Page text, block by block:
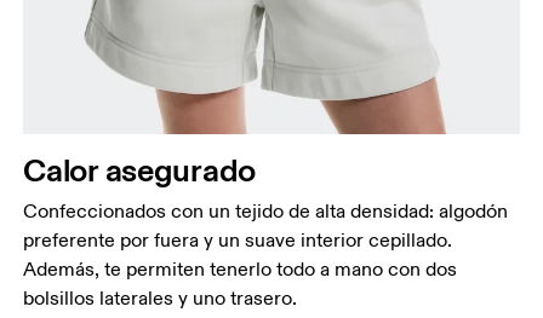
Mide el contorno de la parte más estrecha de la
cintura.
Cadera
Muslo
Con los pies separados a la anchura de los
hombros, mide el contorno de la parte más
voluminosa del muslo.
Entrepierna
Calor asegurado
Confeccionados con un tejido de alta densidad: algodón
preferente por fuera y un suave interior cepillado.
Además, te permiten tenerlo todo a mano con dos
bolsillos laterales y uno trasero.